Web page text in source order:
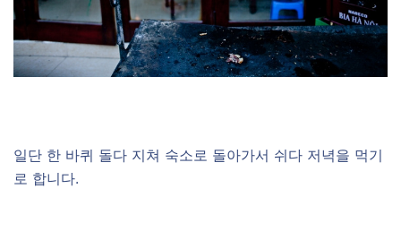
일단 한 바퀴 돌다 지쳐 숙소로 돌아가서 쉬다 저녁을 먹기
로 합니다.